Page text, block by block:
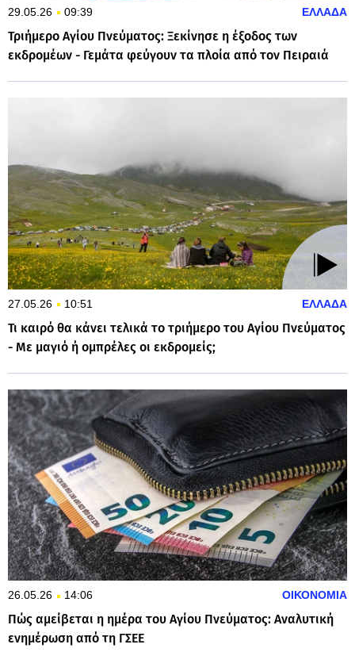
29.05.26 09:39 ΕΛΛΑΔΑ
Τριήμερο Αγίου Πνεύματος: Ξεκίνησε η έξοδος των
εκδρομέων - Γεμάτα φεύγουν τα πλοία από τον Πειραιά
27.05.26 10:51 ΕΛΛΑΔΑ
Τι καιρό θα κάνει τελικά το τριήμερο του Αγίου Πνεύματος
- Με μαγιό ή ομπρέλες οι εκδρομείς;
26.05.26 14:06 ΟΙΚΟΝΟΜΙΑ
Πώς αμείβεται η ημέρα του Αγίου Πνεύματος: Αναλυτική
ενημέρωση από τη ΓΣΕΕ